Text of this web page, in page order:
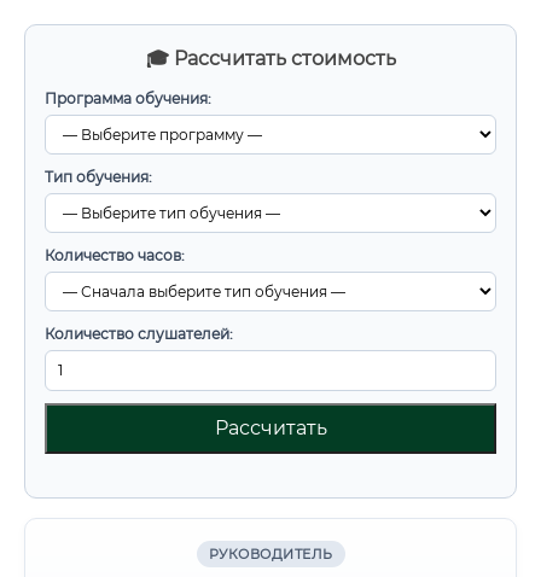
🎓 Рассчитать стоимость
Программа обучения:
Тип обучения:
Количество часов:
Количество слушателей:
Рассчитать
РУКОВОДИТЕЛЬ